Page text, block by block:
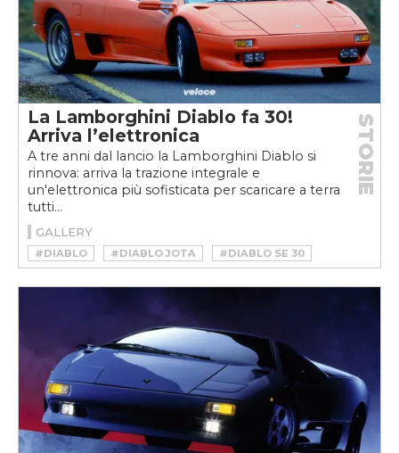
La Lamborghini Diablo fa 30!
Arriva l’elettronica
A tre anni dal lancio la Lamborghini Diablo si
rinnova: arriva la trazione integrale e
un'elettronica più sofisticata per scaricare a terra
tutti...
STORIE
GALLERY
#DIABLO #DIABLO JOTA
#DIABLO SE 30
#DIABLO30
#DIABLO30VELOCE
#LAMBORGHINI DIABLO
#LAMBORGHINI DIABLO 30 YEARS
#LAMBORGHINI DIABLO VT
#LAMBORGHINI DIABLO VT ROADSTER